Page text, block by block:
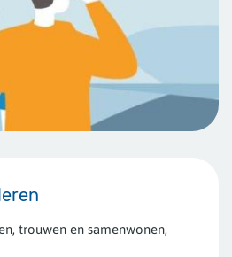
trouwen en samenwonen,